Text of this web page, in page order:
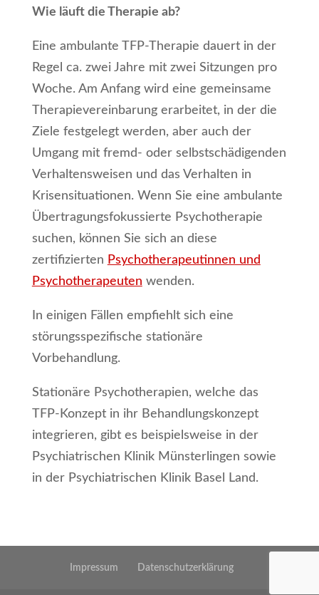
Wie läuft die Therapie ab?
Eine ambulante TFP-Therapie dauert in der
Regel ca. zwei Jahre mit zwei Sitzungen pro
Woche. Am Anfang wird eine gemeinsame
Therapievereinbarung erarbeitet, in der die
Ziele festgelegt werden, aber auch der
Umgang mit fremd- oder selbstschädigenden
Verhaltensweisen und das Verhalten in
Krisensituationen. Wenn Sie eine ambulante
Übertragungsfokussierte Psychotherapie
suchen, können Sie sich an diese
zertifizierten Psychotherapeutinnen und
Psychotherapeuten wenden.
In einigen Fällen empfiehlt sich eine
störungsspezifische stationäre
Vorbehandlung.
Stationäre Psychotherapien, welche das
TFP-Konzept in ihr Behandlungskonzept
integrieren, gibt es beispielsweise in der
Psychiatrischen Klinik Münsterlingen sowie
in der Psychiatrischen Klinik Basel Land.
Impressum Datenschutzerklärung